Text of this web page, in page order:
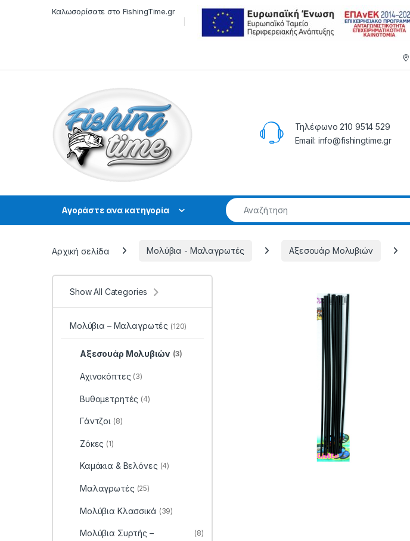
Καλωσορίσατε στο FishingTime.gr
Τηλέφωνο 210 9514 529
Email: info@fishingtime.gr
Αγοράστε ανα κατηγορία
Αρχική σελίδα Μολύβια - Μαλαγρωτές Αξεσουάρ Μολυβιών
Show All Categories
Μολύβια – Μαλαγρωτές (120)
Αξεσουάρ Μολυβιών (3)
Αχινοκόπτες (3)
Βυθομετρητές (4)
Γάντζοι (8)
Ζόκες (1)
Καμάκια & Βελόνες (4)
Μαλαγρωτές (25)
Μολύβια Κλασσικά (39)
Μολύβια Συρτής –
(8)